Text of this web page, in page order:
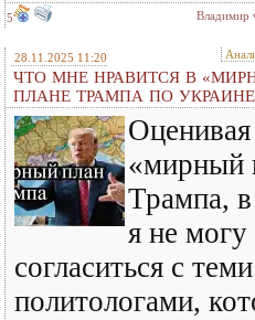
5 Владимир
28.11.2025 11:20
ЧТО МНЕ НРАВИТСЯ В
ПЛАНЕ ТРАМПА ПО УКРАИНЕ
Оценивая
«мирный
Трампа,
я не могу
согласиться с теми
политологами,